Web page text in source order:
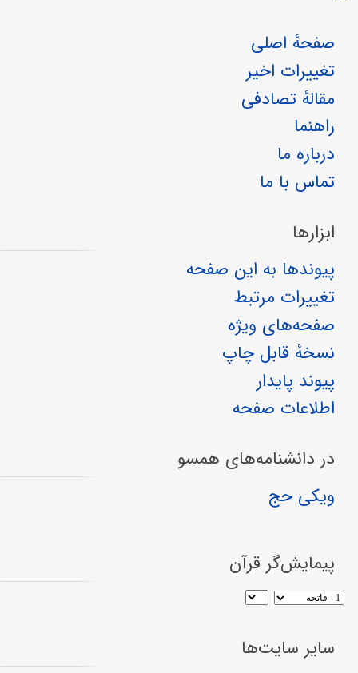
صفحهٔ اصلی
تغییرات اخیر
مقالهٔ تصادفی
راهنما
درباره ما
تماس با ما
ابزارها
پیوندها به این صفحه
تغییرات مرتبط
صفحه‌های ویژه
نسخهٔ قابل چاپ
پیوند پایدار
اطلاعات صفحه
در دانشنامه‌های همسو
ویکی حج
پیمایش‌گر قرآن
سایر سایت‌ها